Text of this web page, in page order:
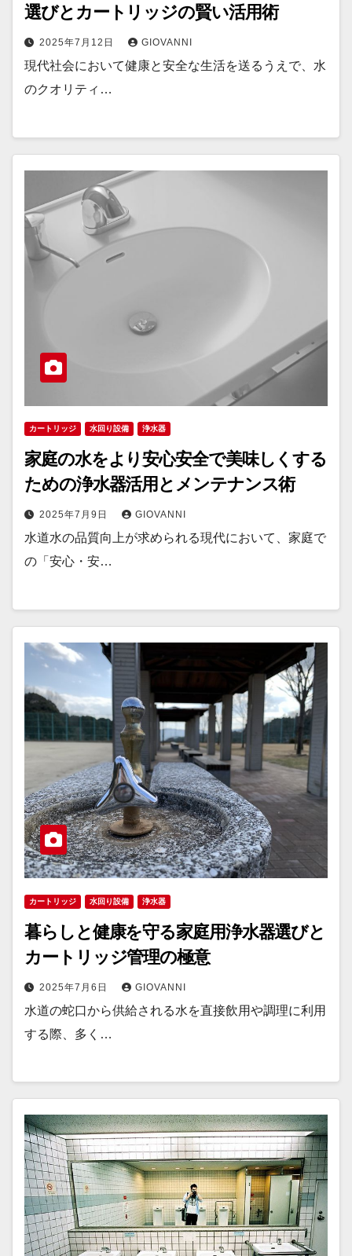
選びとカートリッジの賢い活用術
2025年7月12日 GIOVANNI
現代社会において健康と安全な生活を送るうえで、水
のクオリティ…
カートリッジ 水回り設備 浄水器
家庭の水をより安心安全で美味しくする
ための浄水器活用とメンテナンス術
2025年7月9日 GIOVANNI
水道水の品質向上が求められる現代において、家庭で
の「安心・安…
カートリッジ 水回り設備 浄水器
暮らしと健康を守る家庭用浄水器選びと
カートリッジ管理の極意
2025年7月6日 GIOVANNI
水道の蛇口から供給される水を直接飲用や調理に利用
する際、多く…